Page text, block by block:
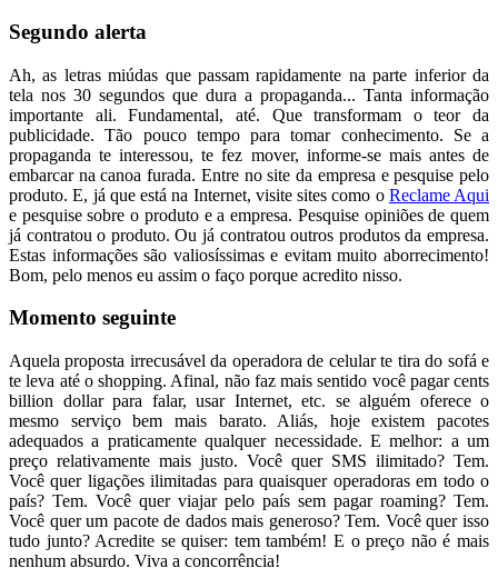
Segundo alerta
Ah, as letras miúdas que passam rapidamente na parte inferior da
tela nos 30 segundos que dura a propaganda... Tanta informação
importante ali. Fundamental, até. Que transformam o teor da
publicidade. Tão pouco tempo para tomar conhecimento. Se a
propaganda te interessou, te fez mover, informe-se mais antes de
embarcar na canoa furada. Entre no site da empresa e pesquise pelo
produto. E, já que está na Internet, visite sites como o Reclame Aqui
e pesquise sobre o produto e a empresa. Pesquise opiniões de quem
já contratou o produto. Ou já contratou outros produtos da empresa.
Estas informações são valiosíssimas e evitam muito aborrecimento!
Bom, pelo menos eu assim o faço porque acredito nisso.
Momento seguinte
Aquela proposta irrecusável da operadora de celular te tira do sofá e
te leva até o shopping. Afinal, não faz mais sentido você pagar cents
billion dollar para falar, usar Internet, etc. se alguém oferece o
mesmo serviço bem mais barato. Aliás, hoje existem pacotes
adequados a praticamente qualquer necessidade. E melhor: a um
preço relativamente mais justo. Você quer SMS ilimitado? Tem.
Você quer ligações ilimitadas para quaisquer operadoras em todo o
país? Tem. Você quer viajar pelo país sem pagar roaming? Tem.
Você quer um pacote de dados mais generoso? Tem. Você quer isso
tudo junto? Acredite se quiser: tem também! E o preço não é mais
nenhum absurdo. Viva a concorrência!